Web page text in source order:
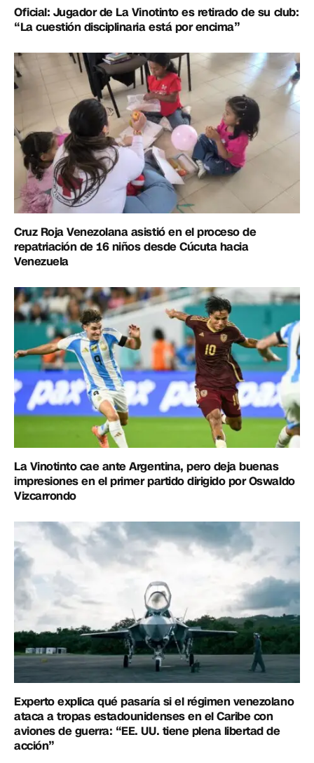
Oficial: Jugador de La Vinotinto es retirado de su club:
“La cuestión disciplinaria está por encima”
Cruz Roja Venezolana asistió en el proceso de
repatriación de 16 niños desde Cúcuta hacia
Venezuela
La Vinotinto cae ante Argentina, pero deja buenas
impresiones en el primer partido dirigido por Oswaldo
Vizcarrondo
Experto explica qué pasaría si el régimen venezolano
ataca a tropas estadounidenses en el Caribe con
aviones de guerra: “EE. UU. tiene plena libertad de
acción”